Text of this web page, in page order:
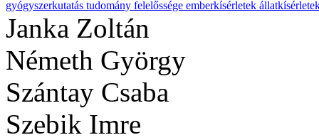
gyógyszerkutatás tudomány felelőssége emberkísérletek
Janka Zoltán
Németh György
Szántay Csaba
Szebik Imre